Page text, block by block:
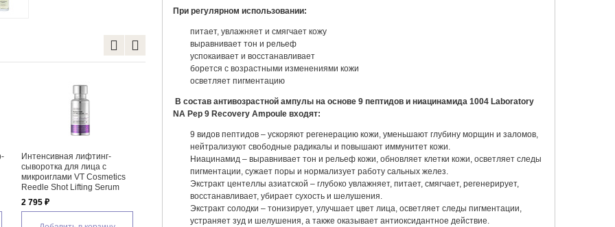
Бустер-сыворотка для лица с
микроиглами и коллагеном в
стиках VT Cosmetics Collagen
Reedle Shot 100 Stick Pouch,
2 мл * 10 шт
1 035 ₽
Лифтинг-ампула для лица с
Sungboon Editor Silk Peptide
EGF Heart-Fit Volume Lifting
Ampoule
Увлажняющая сыворотка для
лица Dr. Althea Aqua Marine
Deep Serum
1 755 ₽
Добавить в корзину
При регулярном использовании:
питает, увлажняет и смягчает кожу
выравнивает тон и рельеф
успокаивает и восстанавливает
борется с возрастными изменениями кожи
осветляет пигментацию
В состав антивозрастной ампулы на основе 9 пептидов и ниацинамида 1004 Laboratory
NA Pep 9 Recovery Ampoule входят:
9 видов пептидов – ускоряют регенерацию кожи, уменьшают глубину морщин и заломов,
нейтрализуют свободные радикалы и повышают иммунитет кожи.
Ниацинамид – выравнивает тон и рельеф кожи, обновляет клетки кожи, осветляет следы
пигментации, сужает поры и нормализует работу сальных желез.
Экстракт центеллы азиатской – глубоко увлажняет, питает, смягчает, регенерирует,
восстанавливает, убирает сухость и шелушения.
Экстракт солодки – тонизирует, улучшает цвет лица, осветляет следы пигментации,
устраняет зуд и шелушения, а также оказывает антиоксидантное действие.